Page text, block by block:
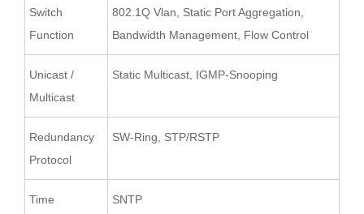
Switch
Function
802.1Q Vlan, Static Port Aggregation,
Bandwidth Management, Flow Control
Unicast /
Multicast
Static Multicast, IGMP-Snooping
Redundancy
Protocol
SW-Ring, STP/RSTP
Time
SNTP